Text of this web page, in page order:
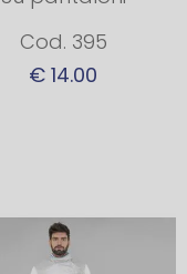
Cod. 395
€ 14.00